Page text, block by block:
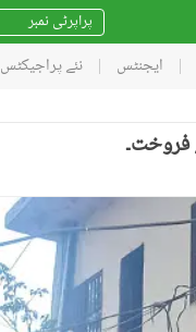
ایجنٹس نئے پراجیکٹس